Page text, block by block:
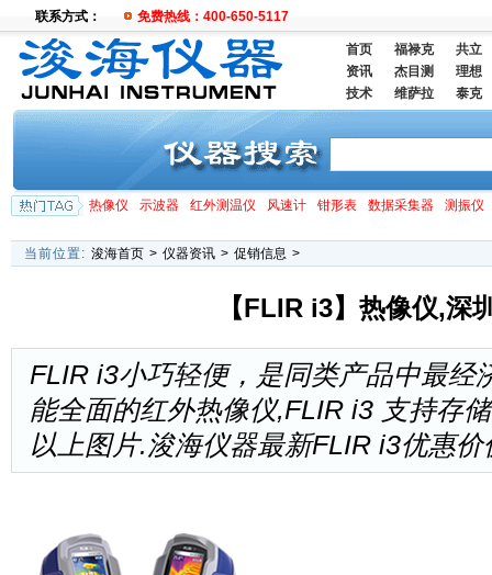
联系方式： 免费热线：400-650-5117
首页 福禄克
共立
资讯
杰目测
理想
技术
维萨拉 泰克
热像仪 示波器 红外测温仪 风速计 钳形表 数据采集器 测振仪
当前位置: 浚海首页 > 仪器资讯 > 促销信息 >
【FLIR i3】热像仪,深
FLIR i3小巧轻便，是同类产品中最经
能全面的红外热像仪,FLIR i3 支持存
以上图片.浚海仪器最新FLIR i3优惠